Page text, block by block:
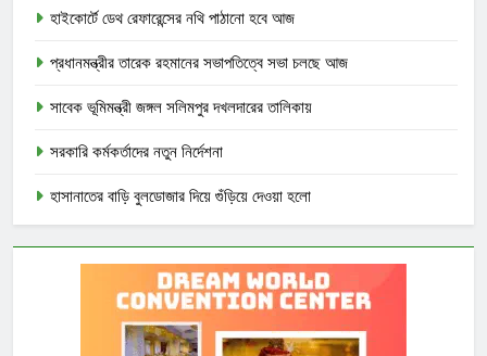
হাইকোর্টে ডেথ রেফারেন্সের নথি পাঠানো হবে আজ
প্রধানমন্ত্রীর তারেক রহমানের সভাপতিত্বে সভা চলছে আজ
সাবেক ভূমিমন্ত্রী জঙ্গল সলিমপুর দখলদারের তালিকায়
সরকারি কর্মকর্তাদের নতুন নির্দেশনা
হাসানাতের বাড়ি বুলডোজার দিয়ে গুঁড়িয়ে দেওয়া হলো